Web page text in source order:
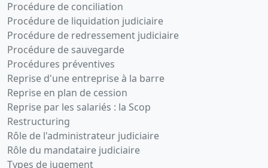
Procédure de conciliation
Procédure de liquidation judiciaire
Procédure de redressement judiciaire
Procédure de sauvegarde
Procédures préventives
Reprise d'une entreprise à la barre
Reprise en plan de cession
Reprise par les salariés : la Scop
Restructuring
Rôle de l'administrateur judiciaire
Rôle du mandataire judiciaire
Types de jugement